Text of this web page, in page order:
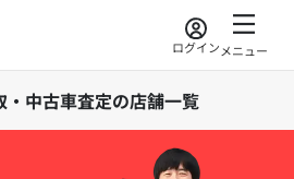
ログインメニュー
中古車査定の店舗一覧